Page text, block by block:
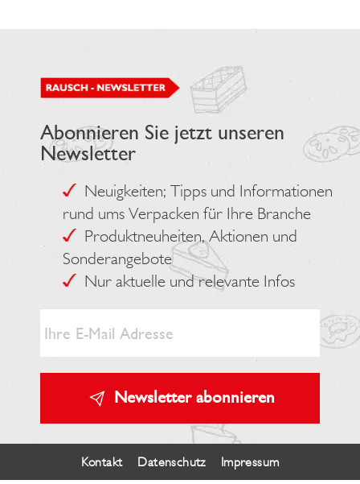
Abonnieren Sie jetzt unseren
Newsletter
Neuigkeiten; Tipps und Informationen
rund ums Verpacken für Ihre Branche
Produktneuheiten, Aktionen und
Sonderangebote
Nur aktuelle und relevante Infos
Newsletter abonnieren
Kontakt Datenschutz Impressum